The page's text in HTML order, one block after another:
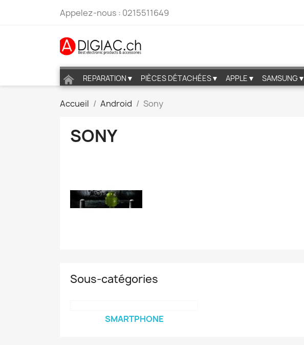
Appelez-nous : 0215511649
REPARATION▼ PIÈCES DÉTACHÉES▼ APPLE▼ SAMSUNG▼
Accueil Android Sony
SONY
Sous-catégories
SMARTPHONE